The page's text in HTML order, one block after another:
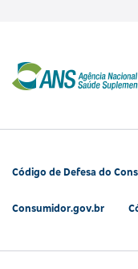
Código de Defesa do
Consumidor.gov.br